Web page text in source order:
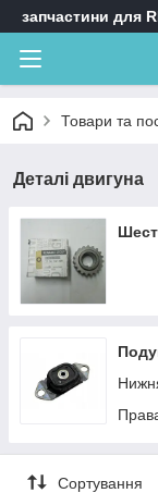
запчастини для
Товари та
Деталі двигуна
Сортування